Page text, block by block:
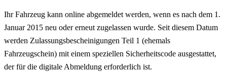
Ihr Fahrzeug kann online abgemeldet werden, wenn es nach dem 1.
Januar 2015 neu oder erneut zugelassen wurde. Seit diesem Datum
werden Zulassungsbescheinigungen Teil 1 (ehemals
Fahrzeugschein) mit einem speziellen Sicherheitscode ausgestattet,
der für die digitale Abmeldung erforderlich ist.